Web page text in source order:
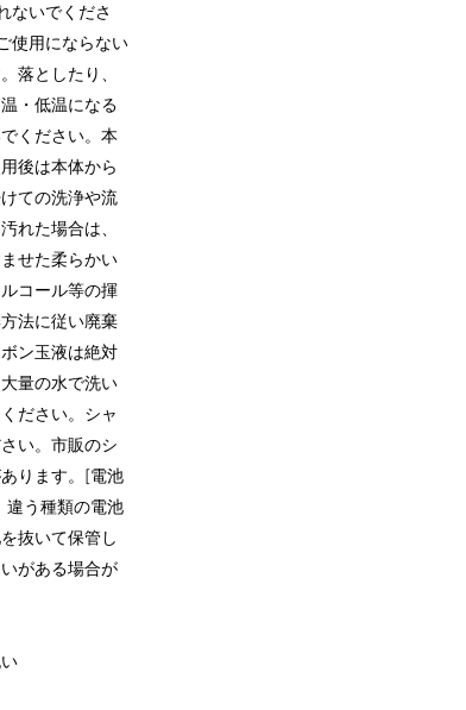
ないでくださ
使用にならない
落としたり、
・低温になる
ください。本
後は本体から
ての洗浄や流
れた場合は、
せた柔らかい
コール等の揮
法に従い廃棄
ン玉液は絶対
量の水で洗い
ださい。シャ
い。市販のシ
ります。[電池
違う種類の電池
抜いて保管し
がある場合が